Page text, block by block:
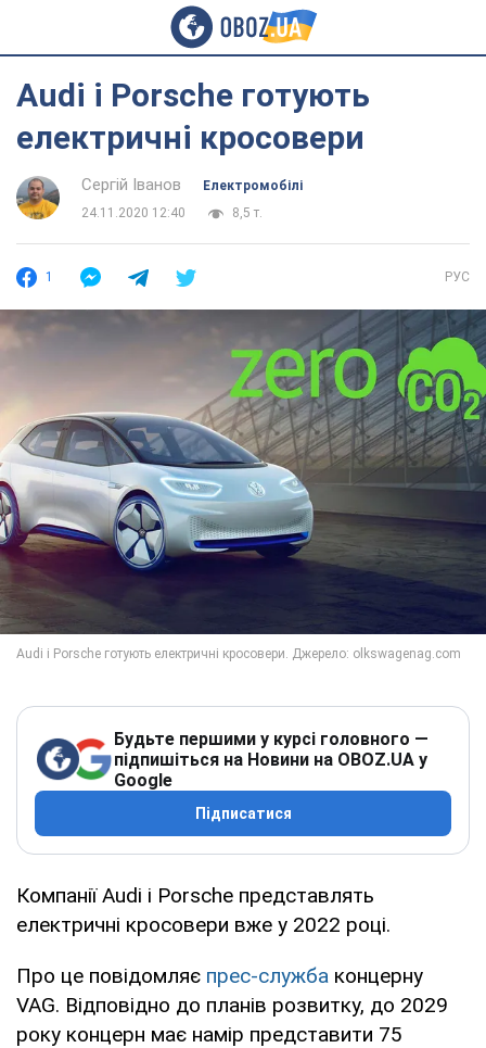
Audi і Porsche готують
електричні кросовери
Сергій Іванов
Електромобілі
24.11.2020 12:40
8,5 т.
1 РУС
Будьте першими у курсі головного —
підпишіться на Новини на OBOZ.UA у
Google
Підписатися
Компанії Audi і Porsche представлять
електричні кросовери вже у 2022 році.
Про це повідомляє прес-служба концерну
VAG. Відповідно до планів розвитку, до 2029
року концерн має намір представити 75